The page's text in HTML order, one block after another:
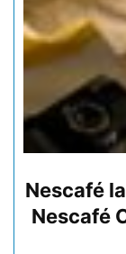
Nescafé
Nescafé